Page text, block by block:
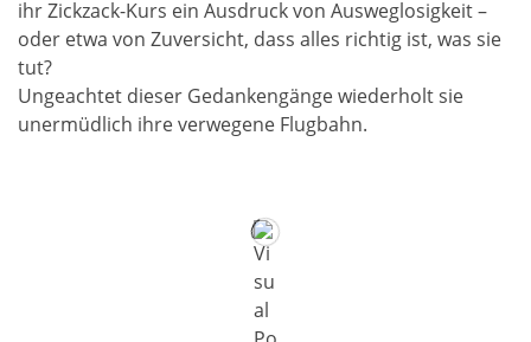
ihr Zickzack-Kurs ein Ausdruck von Ausweglosigkeit –
oder etwa von Zuversicht, dass alles richtig ist, was sie
tut?
Ungeachtet dieser Gedankengänge wiederholt sie
unermüdlich ihre verwegene Flugbahn.